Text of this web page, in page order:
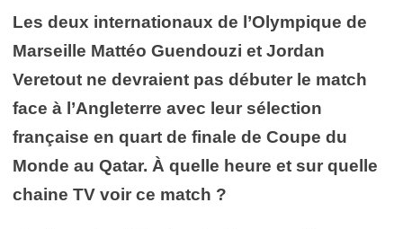
Les deux internationaux de l’Olympique de
Marseille Mattéo Guendouzi et Jordan
Veretout ne devraient pas débuter le match
face à l’Angleterre avec leur sélection
française en quart de finale de Coupe du
Monde au Qatar. À quelle heure et sur quelle
chaine TV voir ce match ?